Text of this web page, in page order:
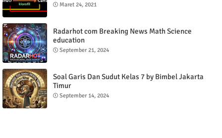
Maret 24, 2021
Radarhot com Breaking News Math Science
education
September 21, 2024
Soal Garis Dan Sudut Kelas 7 by Bimbel Jakarta
Timur
September 14, 2024